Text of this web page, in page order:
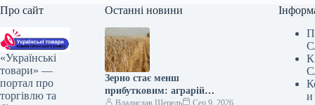
Про сайт
«Українські
товари» —
портал про
торгівлю та
Останні новини
Зерно стає менш
прибутковим: аграрій
и